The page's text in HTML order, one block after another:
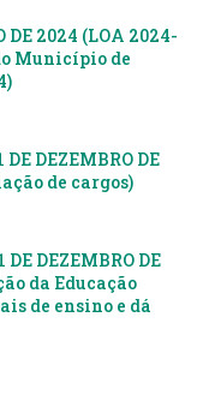
DE 2024 (LOA 2024-
Município de
DEZEMBRO DE
de cargos)
DEZEMBRO DE
da Educação
de ensino e dá